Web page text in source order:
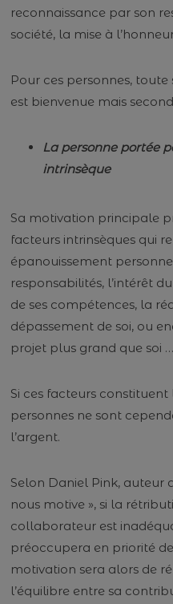
reconnaissance par son
société, la mise à
Pour ces personnes,
est bienvenue mais
La personne portée
intrinsèque
Sa motivation principale
facteurs intrinsèques qui
épanouissement
responsabilités, l’intérêt
de ses compétences, la
dépassement de soi, ou
projet plus grand que soi
Si ces facteurs
personnes ne sont
l’argent.
Selon Daniel Pink, auteur
nous motive », si la
collaborateur est
préoccupera en priorité
motivation sera alors de
l’équilibre entre sa